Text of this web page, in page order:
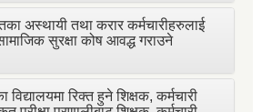
अस्थायी तथा करार कर्मचारीहरुलाई
सुरक्षा कोष आवद्ध गराउने
विद्यालयमा रिक्त हुने शिक्षक, कर्मचारी